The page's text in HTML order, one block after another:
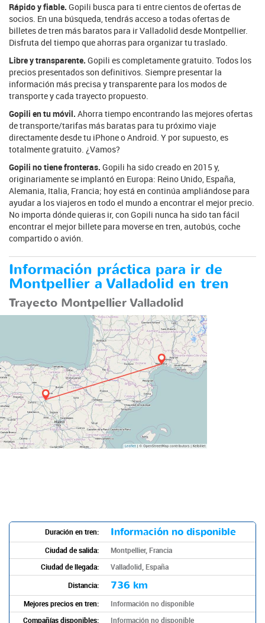
Rápido y fiable. Gopili busca para ti entre cientos de ofertas de
socios. En una búsqueda, tendrás acceso a todas ofertas de
billetes de tren más baratos para ir Valladolid desde Montpellier.
Disfruta del tiempo que ahorras para organizar tu traslado.
Libre y transparente. Gopili es completamente gratuito. Todos los
precios presentados son definitivos. Siempre presentar la
información más precisa y transparente para los modos de
transporte y cada trayecto propuesto.
Gopili en tu móvil. Ahorra tiempo encontrando las mejores ofertas
de transporte/tarifas más baratas para tu próximo viaje
directamente desde tu iPhone o Android. Y por supuesto, es
totalmente gratuito. ¿Vamos?
Gopili no tiene fronteras. Gopili ha sido creado en 2015 y,
originariamente se implantó en Europa: Reino Unido, España,
Alemania, Italia, Francia; hoy está en continúa ampliándose para
ayudar a los viajeros en todo el mundo a encontrar el mejor precio.
No importa dónde quieras ir, con Gopili nunca ha sido tan fácil
encontrar el mejor billete para moverse en tren, autobús, coche
compartido o avión.
Información práctica para ir de
Montpellier a Valladolid en tren
Trayecto Montpellier Valladolid
Duración en tren: Información no disponible
Ciudad de salida:
Montpellier, Francia
Ciudad de llegada:
Valladolid, España
Distancia:
736 km
Mejores precios en tren:
Información no disponible
Compañías disponibles:
Información no disponible